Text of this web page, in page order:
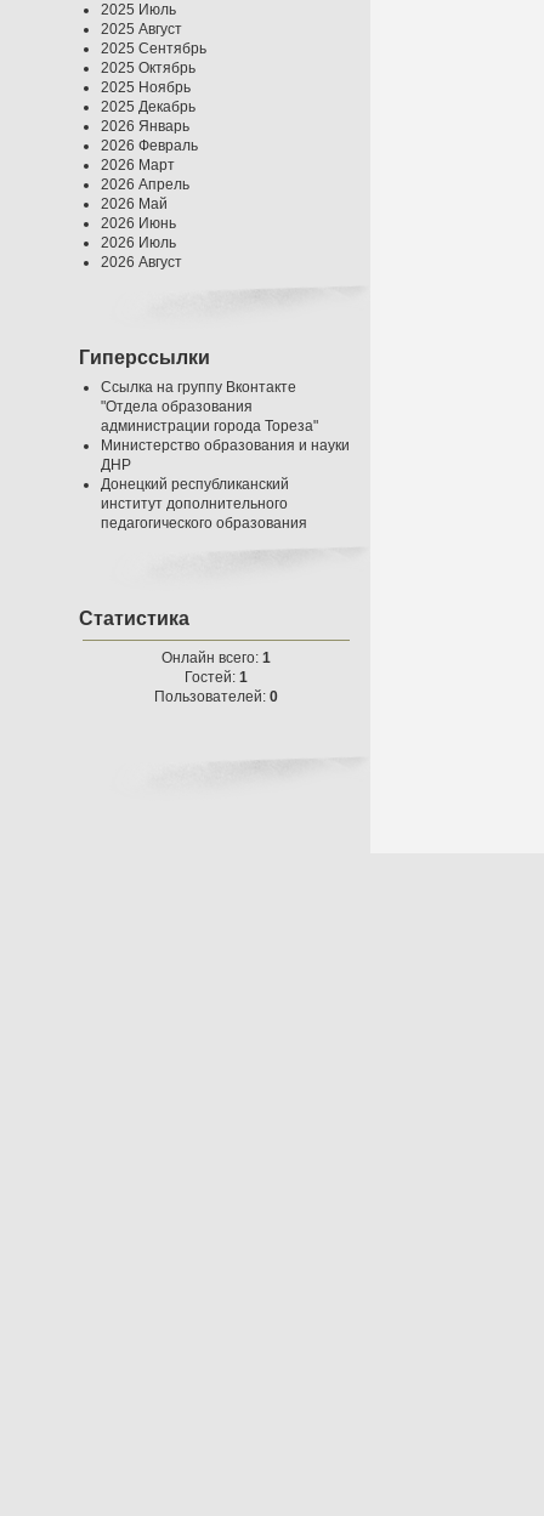
2025 Июль
2025 Август
2025 Сентябрь
2025 Октябрь
2025 Ноябрь
2025 Декабрь
2026 Январь
2026 Февраль
2026 Март
2026 Апрель
2026 Май
2026 Июнь
2026 Июль
2026 Август
Гиперссылки
Ссылка на группу Вконтакте
"Отдела образования
администрации города Тореза"
Министерство образования и науки
ДНР
Донецкий республиканский
институт дополнительного
педагогического образования
Статистика
Онлайн всего: 1
Гостей: 1
Пользователей: 0